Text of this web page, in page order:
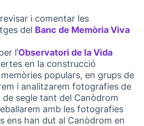
i comentar les
del Banc de Memòria Viva
l’Observatori de la Vida
en la construcció
memòries populars, en grups de
i analitzarem fotografies de
segle tant del Canòdrom
amb les fotografies
ens han dut al Canòdrom en